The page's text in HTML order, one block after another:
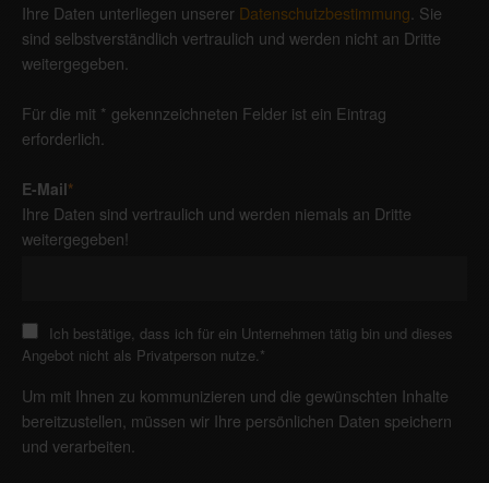
Ihre Daten unterliegen unserer Datenschutzbestimmung. Sie
sind selbstverständlich vertraulich und werden nicht an Dritte
weitergegeben.
Für die mit * gekennzeichneten Felder ist ein Eintrag
erforderlich.
E-Mail*
Ihre Daten sind vertraulich und werden niemals an Dritte
weitergegeben!
Ich bestätige, dass ich für ein Unternehmen tätig bin und dieses
Angebot nicht als Privatperson nutze.*
Um mit Ihnen zu kommunizieren und die gewünschten Inhalte
bereitzustellen, müssen wir Ihre persönlichen Daten speichern
und verarbeiten.